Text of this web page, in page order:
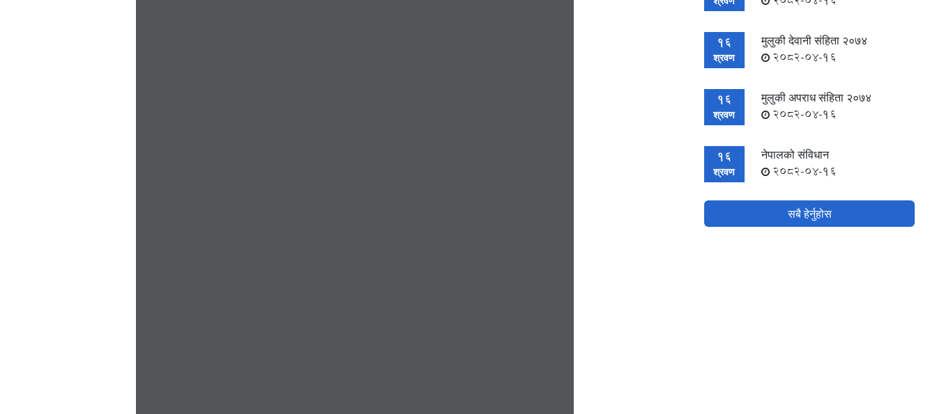
16
श्रवण
मुलुकी देवानी संहिता २०७४
2082-04-16
16
श्रवण
मुलुकी अपराध संहिता २०७४
2082-04-16
16
श्रवण
नेपालको संविधान
2082-04-16
सबै हेर्नुहोस